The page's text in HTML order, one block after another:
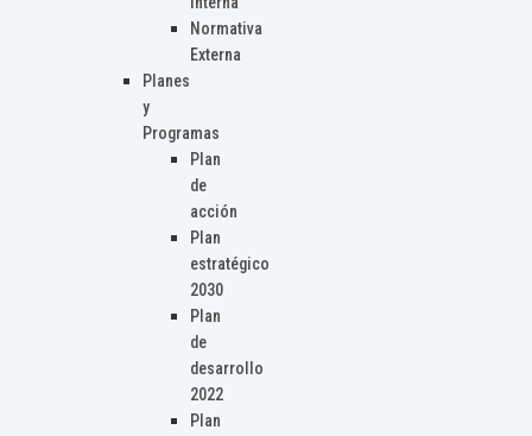
Normativa
Externa
Planes
y
Programas
Plan
de
acción
Plan
estratégico
2030
Plan
de
desarrollo
2022
Plan